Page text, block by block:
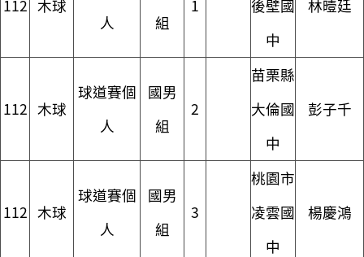
112 木球
人
組
1
後壁國
中
林曀廷
112 木球
球道賽個
人
國男
組
2
苗栗縣
大倫國
中
彭子千
112 木球
球道賽個
人
國男
組
3
桃園市
凌雲國
中
楊慶鴻